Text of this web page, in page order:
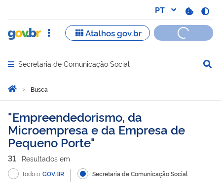
Abrir menu principal de navegação
Secretaria de Comunicação Social
Você está aqui:
Página Inicial
Busca
Busca
Empreendedorismo, da
Microempresa e da Empresa de
Pequeno Porte
31 Resultados em
todo o GOV.BR Secretaria de Comunicação Social